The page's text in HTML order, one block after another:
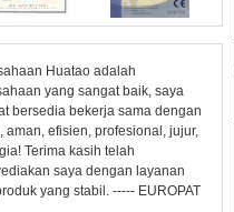
Huatao adalah
yang sangat baik, saya
bersedia bekerja sama dengan
aman, efisien, profesional, jujur,
Terima kasih telah
saya dengan layanan
yang stabil. ----- EUROPAT